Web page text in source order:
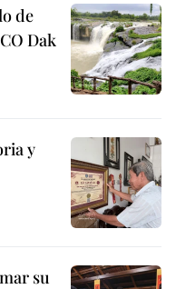
de
Dak
y
su